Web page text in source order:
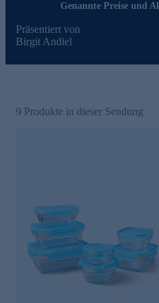
Genannte Preise und
Präsentiert von
Birgit Andiel
9 Produkte in dieser Sendung